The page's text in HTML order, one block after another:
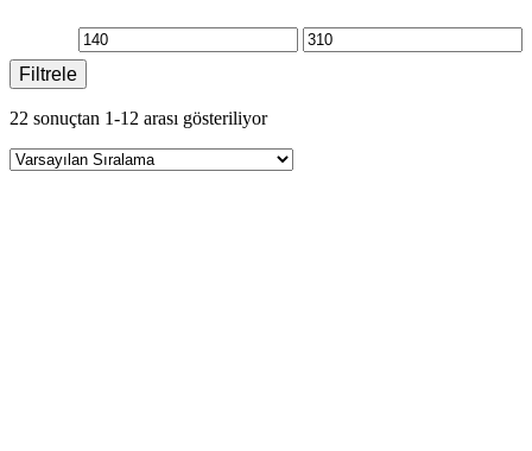
Filtrele
22 sonuçtan 1-12 arası gösteriliyor